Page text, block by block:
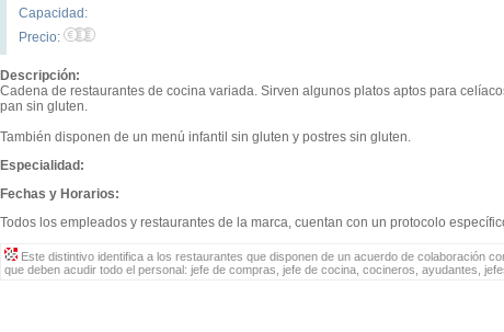
Capacidad:
Precio:
Descripción:
Cadena de restaurantes de cocina variada. Sirven algunos platos aptos para
pan sin gluten.
También disponen de un menú infantil sin gluten y postres sin gluten.
Especialidad:
Fechas y Horarios:
Todos los empleados y restaurantes de la marca, cuentan con un protocolo
Este distintivo identifica a los restaurantes que disponen de un acuerdo de colaboración
que deben acudir todo el personal: jefe de compras, jefe de cocina, cocineros, ayudantes,